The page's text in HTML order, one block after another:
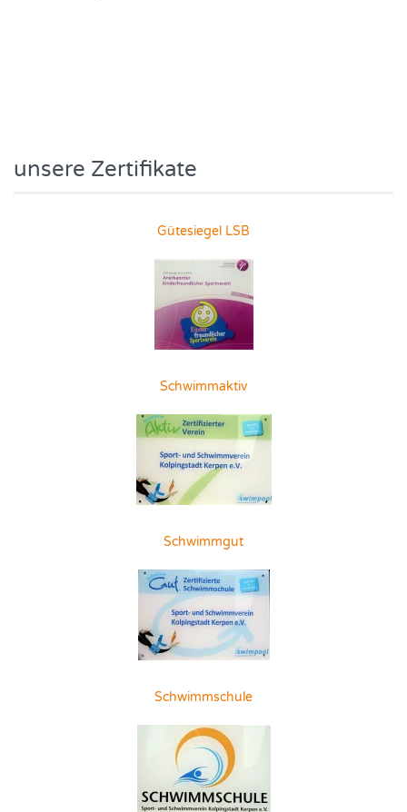
unsere Zertifikate
Gütesiegel LSB
Schwimmaktiv
Schwimmgut
Schwimmschule